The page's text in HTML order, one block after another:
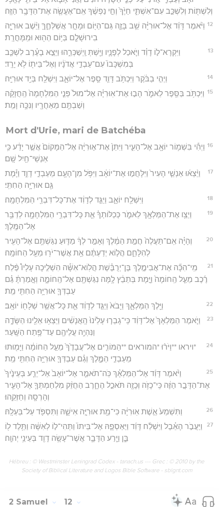
וְלִשְׁתּ֖וֹת וְלִשְׁכַּ֣ב עִם־אִשְׁתִּ֑י חַיֶּ֙ךָ֙ וְחֵ֣י נַפְשֶׁ֔ךָ אִֽם־אֶעֱשֶׂ֖ה אֶת־הַדָּבָ֥ר הַזֶּֽה׃
12 וַיֹּ֨אמֶר דָּוִ֜ד אֶל־אוּרִיָּ֗ה שֵׁ֥ב בָּזֶ֛ה גַּם־הַיּ֖וֹם וּמָחָ֣ר אֲשַׁלְּחֶ֑ךָּ וַיֵּ֨שֶׁב אוּרִיָּ֧ה
בִירוּשָׁלִַ֛ם בַּיּ֥וֹם הַה֖וּא וּמִֽמָּחֳרָֽת׃
13
וַיִּקְרָא־ל֣וֹ דָוִ֗ד וַיֹּ֧אכַל לְפָנָ֛יו וַיֵּ֖שְׁתְּ וַֽיְשַׁכְּרֵ֑הוּ וַיֵּצֵ֣א בָעֶ֗רֶב לִשְׁכַּ֤ב
בְּמִשְׁכָּבוֹ֙ עִם־עַבְדֵ֣י אֲדֹנָ֔יו וְאֶל־בֵּית֖וֹ לֹ֥א יָרָֽד׃
14 וַיְהִ֣י בַבֹּ֔קֶר וַיִּכְתֹּ֥ב דָּוִ֛ד סֵ֖פֶר אֶל־יוֹאָ֑ב וַיִּשְׁלַ֖ח בְּיַ֥ד אוּרִיָּֽה׃
15 וַיִּכְתֹּ֥ב בַּסֵּ֖פֶר לֵאמֹ֑ר הָב֣וּ אֶת־אֽוּרִיָּ֗ה אֶל־מוּל֙ פְּנֵ֤י הַמִּלְחָמָה֙ הַֽחֲזָקָ֔ה
וְשַׁבְתֶּ֥ם מֵאַחֲרָ֖יו וְנִכָּ֥ה וָמֵֽת׃
Mort d'Urie, mari de Batchéba
16 וַיְהִ֕י בִּשְׁמ֥וֹר יוֹאָ֖ב אֶל־הָעִ֑יר וַיִּתֵּן֙ אֶת־א֣וּרִיָּ֔ה אֶל־הַמָּקוֹם֙ אֲשֶׁ֣ר יָדַ֔ע כִּ֥י
אַנְשֵׁי־חַ֖יִל שָֽׁם׃
17
וַיֵּ֨צְא֜וּ אַנְשֵׁ֤י הָעִיר֙ וַיִּלָּחֲמ֣וּ אֶת־יוֹאָ֔ב וַיִּפֹּ֥ל מִן־הָעָ֖ם מֵעַבְדֵ֣י דָוִ֑ד וַיָּ֕מָת
גַּ֖ם אוּרִיָּ֥ה הַחִתִּֽי׃
18 וַיִּשְׁלַ֖ח יוֹאָ֑ב וַיַּגֵּ֣ד לְדָוִ֔ד אֶת־כָּל־דִּבְרֵ֖י הַמִּלְחָמָֽה׃
19
וַיְצַ֥ו אֶת־הַמַּלְאָ֖ךְ לֵאמֹ֑ר כְּכַלּוֹתְךָ֗ אֵ֛ת כָּל־דִּבְרֵ֥י הַמִּלְחָמָ֖ה לְדַבֵּ֥ר
אֶל־הַמֶּֽלֶךְ׃
20
וְהָיָ֗ה אִֽם־תַּעֲלֶה֙ חֲמַ֣ת הַמֶּ֔לֶךְ וְאָמַ֣ר לְךָ֔ מַדּ֛וּעַ נִגַּשְׁתֶּ֥ם אֶל־הָעִ֖יר
לְהִלָּחֵ֑ם הֲל֣וֹא יְדַעְתֶּ֔ם אֵ֥ת אֲשֶׁר־יֹר֖וּ מֵעַ֥ל הַחוֹמָֽה׃
21
מִֽי־הִכָּ֞ה אֶת־אֲבִימֶ֣לֶךְ בֶּן־יְרֻבֶּ֗שֶׁת הֲלֽוֹא־אִשָּׁ֡ה הִשְׁלִ֣יכָה עָלָיו֩ פֶּ֨לַח
רֶ֜כֶב מֵעַ֤ל הַֽחוֹמָה֙ וַיָּ֣מָת בְּתֵבֵ֔ץ לָ֥מָּה נִגַּשְׁתֶּ֖ם אֶל־הַֽחוֹמָ֑ה וְאָ֣מַרְתָּ֔ גַּ֗ם
עַבְדְּךָ֛ אוּרִיָּ֥ה הַחִתִּ֖י מֵֽת׃
22 וַיֵּ֖לֶךְ הַמַּלְאָ֑ךְ וַיָּבֹא֙ וַיַּגֵּ֣ד לְדָוִ֔ד אֵ֛ת כָּל־אֲשֶׁ֥ר שְׁלָח֖וֹ יוֹאָֽב׃
23
וַיֹּ֤אמֶר הַמַּלְאָךְ֙ אֶל־דָּוִ֔ד כִּֽי־גָבְר֤וּ עָלֵ֙ינוּ֙ הָֽאֲנָשִׁ֔ים וַיֵּצְא֥וּ אֵלֵ֖ינוּ הַשָּׂדֶ֑ה
וַנִּהְיֶ֥ה עֲלֵיהֶ֖ם עַד־פֶּ֥תַח הַשָּֽׁעַר׃
24
*ויראו **וַיֹּר֨וּ *המוראים **הַמּוֹרִ֤ים אֶל־עֲבָדֶ֙ךָ֙ מֵעַ֣ל הַחוֹמָ֔ה וַיָּמ֖וּתוּ
מֵעַבְדֵ֣י הַמֶּ֑לֶךְ וְגַ֗ם עַבְדְּךָ֛ אוּרִיָּ֥ה הַחִתִּ֖י מֵֽת׃
25
וַיֹּ֨אמֶר דָּוִ֜ד אֶל־הַמַּלְאָ֗ךְ כֹּֽה־תֹאמַ֤ר אֶל־יוֹאָב֙ אַל־יֵרַ֤ע בְּעֵינֶ֙יךָ֙
אֶת־הַדָּבָ֣ר הַזֶּ֔ה כִּֽי־כָזֹ֥ה וְכָזֶ֖ה תֹּאכַ֣ל הֶחָ֑רֶב הַחֲזֵ֨ק מִלְחַמְתְּךָ֧ אֶל־הָעִ֛יר
וְהָרְסָ֖הּ וְחַזְּקֵֽהוּ׃
26 וַתִּשְׁמַע֙ אֵ֣שֶׁת אֽוּרִיָּ֔ה כִּי־מֵ֖ת אוּרִיָּ֣ה אִישָׁ֑הּ וַתִּסְפֹּ֖ד עַל־בַּעְלָֽהּ׃
27
וַיַּעֲבֹ֣ר הָאֵ֗בֶל וַיִּשְׁלַ֨ח דָּוִ֜ד וַיַּאַסְפָ֤הּ אֶל־בֵּיתוֹ֙ וַתְּהִי־ל֣וֹ לְאִשָּׁ֔ה וַתֵּ֥לֶד ל֖וֹ
בֵּ֑ן וַיֵּ֧רַע הַדָּבָ֛ר אֲשֶׁר־עָשָׂ֥ה דָוִ֖ד בְּעֵינֵ֥י יְהוָֽה׃
Hébreu : © Westminster Leningrad Codex - tanach.us --- Grec : © 2010 by the
Society of Biblical Literature and Logos Bible Software - sblgnt.com
2 Samuel 12